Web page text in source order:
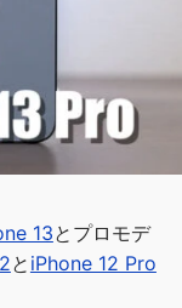
13とプロモデ
と iPhone 12 Pro